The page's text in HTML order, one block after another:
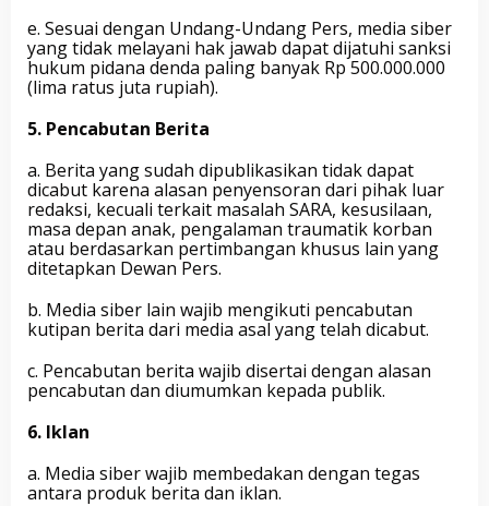
e. Sesuai dengan Undang-Undang Pers, media siber
yang tidak melayani hak jawab dapat dijatuhi sanksi
hukum pidana denda paling banyak Rp 500.000.000
(lima ratus juta rupiah).
5. Pencabutan Berita
a. Berita yang sudah dipublikasikan tidak dapat
dicabut karena alasan penyensoran dari pihak luar
redaksi, kecuali terkait masalah SARA, kesusilaan,
masa depan anak, pengalaman traumatik korban
atau berdasarkan pertimbangan khusus lain yang
ditetapkan Dewan Pers.
b. Media siber lain wajib mengikuti pencabutan
kutipan berita dari media asal yang telah dicabut.
c. Pencabutan berita wajib disertai dengan alasan
pencabutan dan diumumkan kepada publik.
6. Iklan
a. Media siber wajib membedakan dengan tegas
antara produk berita dan iklan.